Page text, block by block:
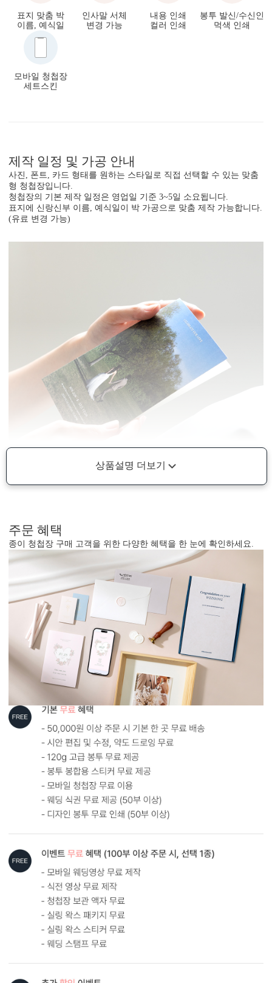
표지 맞춤 박
이름, 예식일
인사말 서체
변경 가능
내용 인쇄
컬러 인쇄
봉투 발신/수신인
먹색 인쇄
모바일 청첩장
세트스킨
제작 일정 및 가공 안내
사진, 폰트, 카드 형태를 원하는 스타일로 직접 선택할 수 있는 맞춤
형 청첩장입니다.
청첩장의 기본 제작 일정은 영업일 기준 3~5일 소요됩니다.
표지에 신랑신부 이름, 예식일이 박 가공으로 맞춤 제작 가능합니다.
(유료 변경 가능)
AI로 해상도 UP
AI 업스케일링 기술로 해상도를 보완해드립니다.
다만, 지나치게 저화질인 경우에는 업스케일링 후에도 인쇄 품질에
AI 해상도 업그레이드 신청하기
상품설명 더보기
주문 혜택
종이 청첩장 구매 고객을 위한 다양한 혜택을 한 눈에 확인하세요.